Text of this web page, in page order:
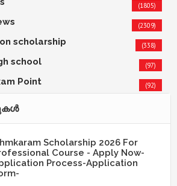
(1805)
(2309)
scholarship (338)
school (97)
Point (92)
Scholarship 2026 For
Course - Apply Now-
Process-Application